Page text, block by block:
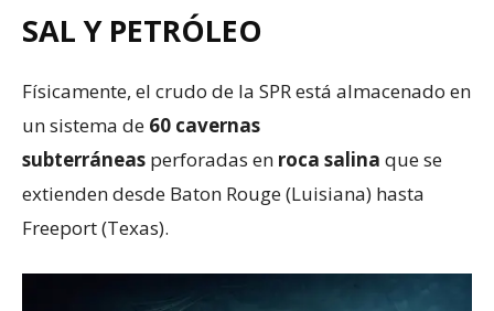
SAL Y PETRÓLEO
Físicamente, el crudo de la SPR está almacenado en
un sistema de 60 cavernas
subterráneas perforadas en roca salina que se
extienden desde Baton Rouge (Luisiana) hasta
Freeport (Texas).